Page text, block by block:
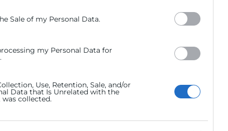
Sale of my Personal Data.
my Personal Data for
Use, Retention, Sale, and/or
Data that Is Unrelated with the
collected.
inscripción en el presente evento, serán incorporados
aquí referenciados